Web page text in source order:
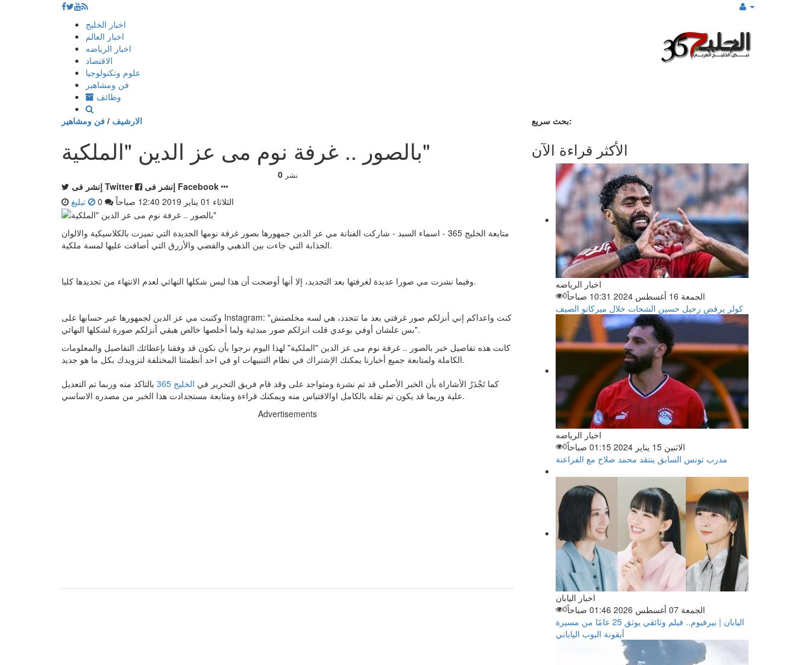
إذهب
المحتوى
اخبار الخليج
اخبار العالم
اخبار الرياضه
الاقتصاد
علوم وتكنولوجيا
فن ومشاهير
وظائف
الارشيف / فن ومشاهير
بالصور .. غرفة نوم مى عز الدين "الملكية"
0 نشر
إنشر فى Twitter
إنشر فى Facebook
الثلاثاء 01 يناير 2019 12:40 صباحاً
تبليغ
متابعة الخليج 365 - اسماء السيد - شاركت الفنانة مي عز الدين جمهورها بصور غرفة نومها الجديدة التي تميزت بالكلاسيكية والالوان
الجذابة التي جاءت بين الذهبي والفضي والأزرق التي أضافت عليها لمسة ملكية.
وفيما نشرت مي صورا عديدة لغرفتها بعد التجديد، إلا أنها أوضحت أن هذا ليس شكلها النهائي لعدم الانتهاء من تجديدها كليا.
وكتبت مي عز الدين لجمهورها عبر حسابها على Instagram: "كنت واعداكم إني أنزلكم صور غرفتي بعد ما تتجدد، هي لسه مخلصتش
بس علشان أوفي بوعدي قلت انزلكم صور مبدئية ولما أخلصها خالص هبقي أنزلكم صورة لشكلها النهائي".
كانت هذه تفاصيل خبر بالصور .. غرفة نوم مى عز الدين "الملكية" لهذا اليوم نرجوا بأن نكون قد وفقنا بإعطائك التفاصيل والمعلومات
الكاملة ولمتابعة جميع أخبارنا يمكنك الإشتراك في نظام التنبيهات او في احد أنظمتنا المختلفة لتزويدك بكل ما هو جديد.
كما تَجْدَرُ الأشاراة بأن الخبر الأصلي قد تم نشرة ومتواجد على وقد قام فريق التحرير في الخليج 365
بالتاكد منه وربما تم التعديل
علية وربما قد يكون تم نقله بالكامل اوالاقتباس منه ويمكنك قراءة ومتابعة مستجدادت هذا الخبر من مصدره الاساسي.
Advertisements
بحث سريع:
الأكثر قراءة الآن
اخبار الرياضه
الجمعة 16 أغسطس 2024 10:31 صباحاً
0
كولر يرفض رحيل حسين الشحات خلال ميركاتو الصيف
اخبار الرياضه
الاثنين 15 يناير 2024 01:15 صباحاً
0
مدرب تونس السابق ينتقد محمد صلاح مع الفراعنة
اخبار اليابان
الجمعة 07 أغسطس 2026 01:46 صباحاً
0
اليابان | بيرفيوم.. فيلم وثائقي يوثق 25 عامًا من مسيرة
أيقونة البوب الياباني